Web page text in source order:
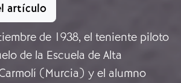
artículo
de 1938, el teniente piloto
de la Escuela de Alta
(Murcia) y el alumno